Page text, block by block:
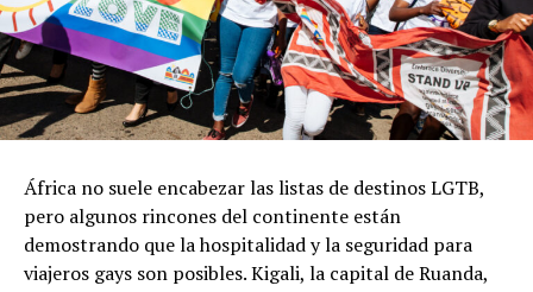
África no suele encabezar las listas de destinos LGTB,
pero algunos rincones del continente están
demostrando que la hospitalidad y la seguridad para
viajeros gays son posibles. Kigali, la capital de Ruanda,